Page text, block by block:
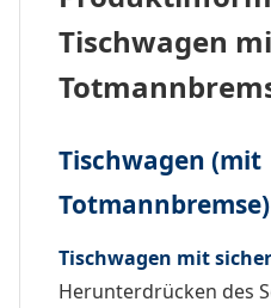
Tischwagen
Tischwagen (mit
Totmannbremse)
Tischwagen mit
Herunterdrücken des